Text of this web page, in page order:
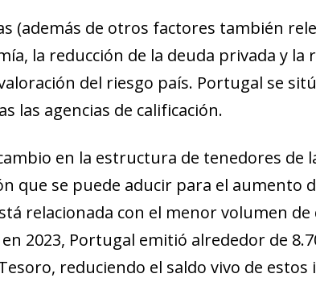
(además de otros factores también
la reducción de la deuda privada y la
del riesgo país. Portugal se
las agencias de calificación.
en la estructura de tenedores de
que se puede aducir para el aumento
relacionada con el menor volumen de
2023, Portugal emitió alrededor de
reduciendo el saldo vivo de